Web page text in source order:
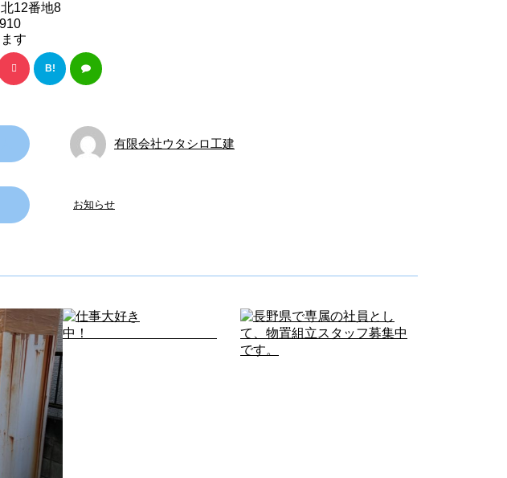
12番地8
す
B!
有限会社ウタシロ工建
お知らせ